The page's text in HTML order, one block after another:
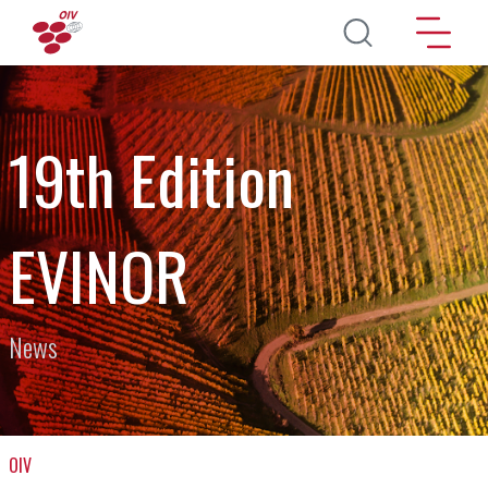
Aller au contenu principal
19th Edition
EVINOR
News
OIV